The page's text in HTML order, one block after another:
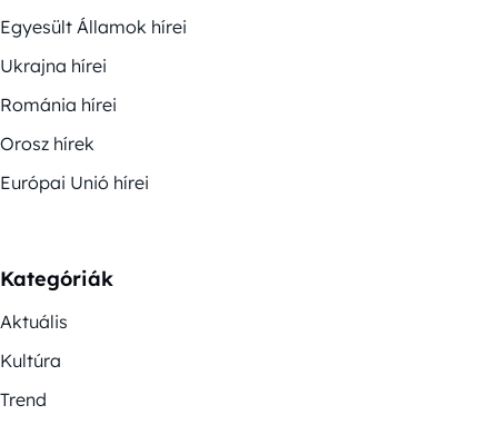
Egyesült Államok hírei
Ukrajna hírei
Románia hírei
Orosz hírek
Európai Unió hírei
Kategóriák
Aktuális
Kultúra
Trend